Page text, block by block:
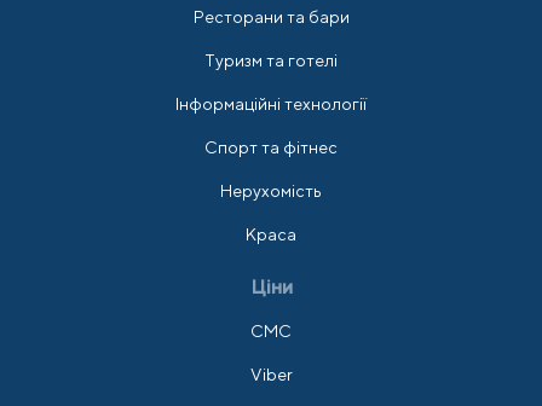
Ресторани та бари
Туризм та готелі
Інформаційні технології
Спорт та фітнес
Нерухомість
Краса
Ціни
СМС
Viber